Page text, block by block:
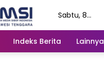
Sabtu, 8
Indeks Berita Lainnya